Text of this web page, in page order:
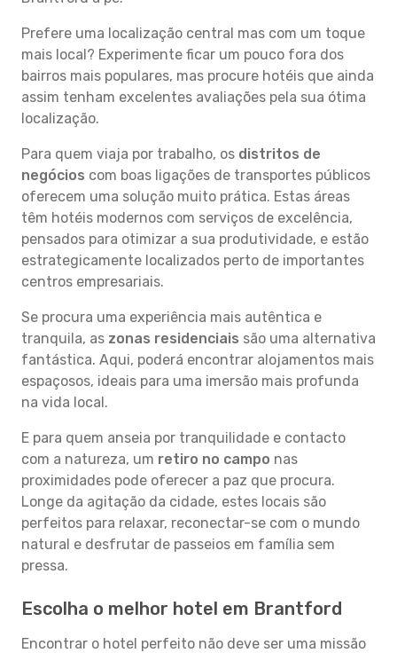
Prefere uma localização central mas com um toque
mais local? Experimente ficar um pouco fora dos
bairros mais populares, mas procure hotéis que ainda
assim tenham excelentes avaliações pela sua ótima
localização.
Para quem viaja por trabalho, os distritos de
negócios com boas ligações de transportes públicos
oferecem uma solução muito prática. Estas áreas
têm hotéis modernos com serviços de excelência,
pensados para otimizar a sua produtividade, e estão
estrategicamente localizados perto de importantes
centros empresariais.
Se procura uma experiência mais autêntica e
tranquila, as zonas residenciais são uma alternativa
fantástica. Aqui, poderá encontrar alojamentos mais
espaçosos, ideais para uma imersão mais profunda
na vida local.
E para quem anseia por tranquilidade e contacto
com a natureza, um retiro no campo nas
proximidades pode oferecer a paz que procura.
Longe da agitação da cidade, estes locais são
perfeitos para relaxar, reconectar-se com o mundo
natural e desfrutar de passeios em família sem
pressa.
Escolha o melhor hotel em Brantford
Encontrar o hotel perfeito não deve ser uma missão